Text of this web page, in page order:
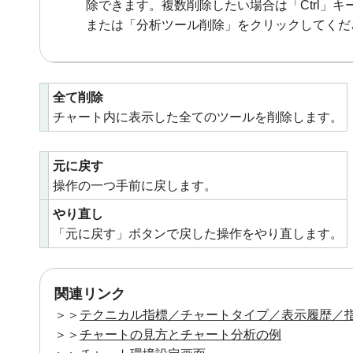
除できます。複数削除したい場合は「Ctrl」
または「分析ツール削除」をクリックしてく
全て削除
チャート内に表示した全てのツールを削除します。
元に戻す
操作の一つ手前に戻します。
やり直し
「元に戻す」ボタンで戻した操作をやり直します。
関連リンク
＞＞ テクニカル指標／チャートタイプ／表示履歴／
＞＞ チャートの見方とチャート分析の例